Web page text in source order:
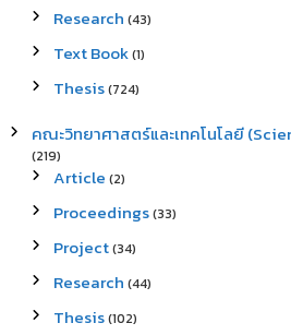
Research (43)
Text Book(1)
Thesis(724)
คณะวิทยาศาสตร์และเทคโนโลยี
(219)
Article (2)
Proceedings(33)
Project(34)
Research (44)
Thesis(102)